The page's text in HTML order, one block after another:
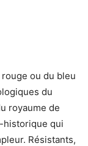
ou du bleu
du
royaume de
historique qui
Résistants,